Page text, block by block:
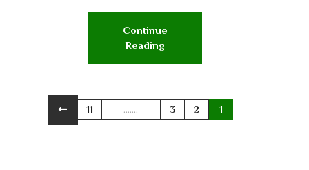
Continue
Reading
1
2
3
.......
11